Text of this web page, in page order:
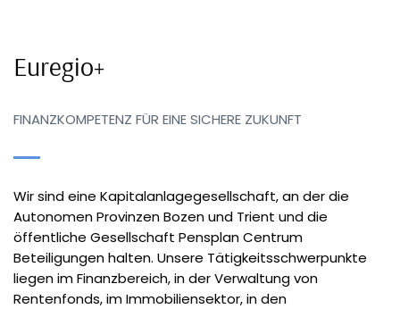
Euregio+
FINANZKOMPETENZ FÜR EINE SICHERE ZUKUNFT
Wir sind eine Kapitalanlagegesellschaft, an der die
Autonomen Provinzen Bozen und Trient und die
öffentliche Gesellschaft Pensplan Centrum
Beteiligungen halten. Unsere Tätigkeitsschwerpunkte
liegen im Finanzbereich, in der Verwaltung von
Rentenfonds, im Immobiliensektor, in den